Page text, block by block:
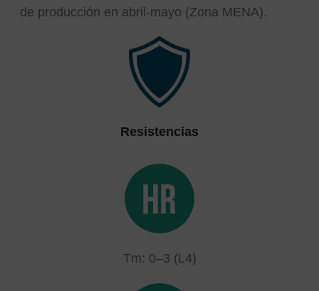
de producción en abril-mayo (Zona MENA).
Resistencias
Tm: 0–3 (L4)